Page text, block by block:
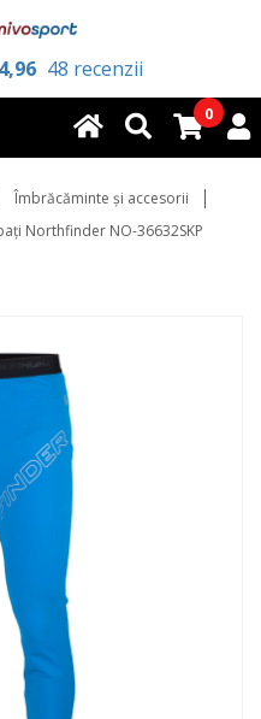
4,96 48 recenzii
0
Îmbrăcăminte și accesorii
Northfinder NO-36632SKP